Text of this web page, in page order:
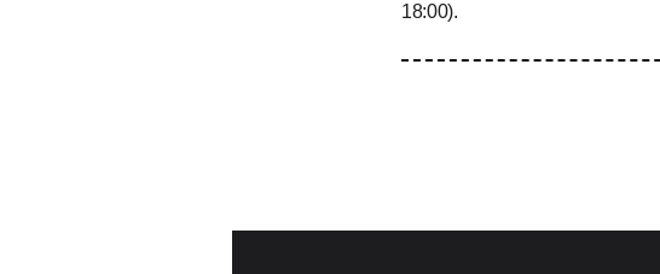
18:00).